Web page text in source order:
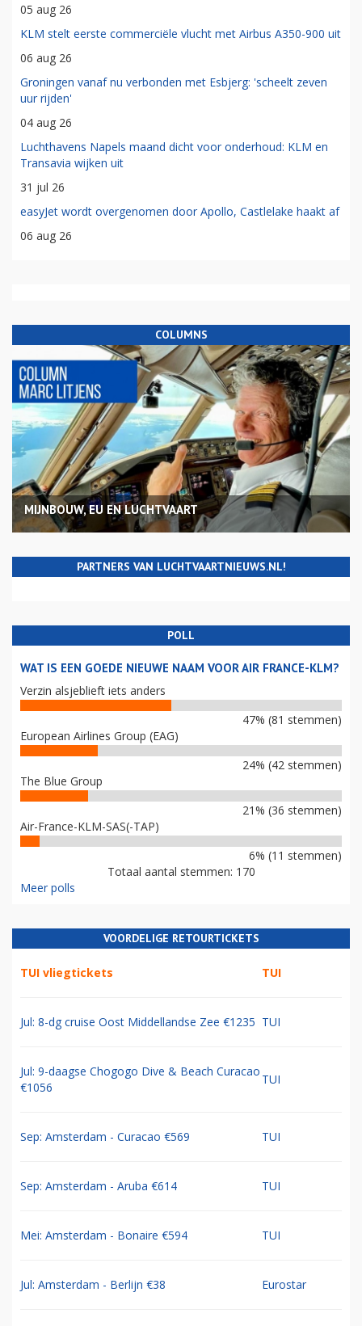
05 aug 26
KLM stelt eerste commerciële vlucht met Airbus A350-900 uit
06 aug 26
Groningen vanaf nu verbonden met Esbjerg: 'scheelt zeven
uur rijden'
04 aug 26
Luchthavens Napels maand dicht voor onderhoud: KLM en
Transavia wijken uit
31 jul 26
easyJet wordt overgenomen door Apollo, Castlelake haakt af
06 aug 26
COLUMNS
MIJNBOUW, EU EN LUCHTVAART
PARTNERS VAN LUCHTVAARTNIEUWS.NL!
POLL
WAT IS EEN GOEDE NIEUWE NAAM VOOR AIR FRANCE-KLM?
Verzin alsjeblieft iets anders
47% (81 stemmen)
European Airlines Group (EAG)
24% (42 stemmen)
The Blue Group
21% (36 stemmen)
Air-France-KLM-SAS(-TAP)
6% (11 stemmen)
Totaal aantal stemmen: 170
Meer polls
VOORDELIGE RETOURTICKETS
TUI vliegtickets TUI
Jul: 8-dg cruise Oost Middellandse Zee €1235 TUI
Jul: 9-daagse Chogogo Dive & Beach Curacao
€1056
TUI
Sep: Amsterdam - Curacao €569 TUI
Sep: Amsterdam - Aruba €614 TUI
Mei: Amsterdam - Bonaire €594 TUI
Jul: Amsterdam - Berlijn €38 Eurostar